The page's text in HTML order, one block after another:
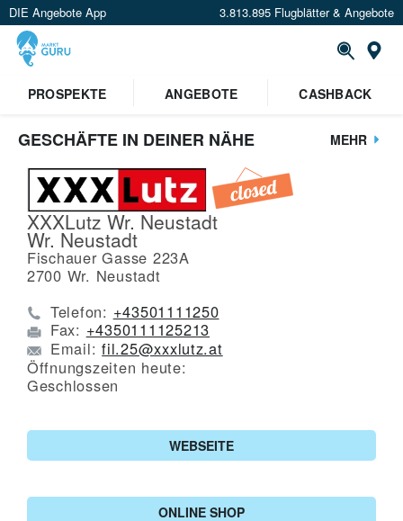
DIE Angebote App 3.813.895 Flugblätter & Angebote
PROSPEKTE
ANGEBOTE CASHBACK
GESCHÄFTE IN DEINER NÄHE MEHR
XXXLutz Wr. Neustadt
Wr. Neustadt
Fischauer Gasse 223A
2700 Wr. Neustadt
Telefon: +43501111250
Fax: +4350111125213
Email:fil.25@xxxlutz.at
Öffnungszeiten heute:
Geschlossen
WEBSEITE
ONLINE SHOP